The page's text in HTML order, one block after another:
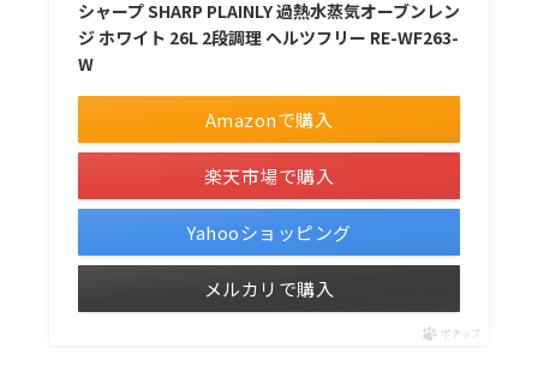
シャープ SHARP PLAINLY 過熱水蒸気オーブンレン
ジ ホワイト 26L 2段調理 ヘルツフリー RE-WF263-
W
Amazonで購入
楽天市場で購入
Yahooショッピング
メルカリで購入
ポチップ